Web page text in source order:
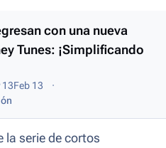
con una nueva
Tunes: ¡Simplificando
13Feb 13
la serie de cortos